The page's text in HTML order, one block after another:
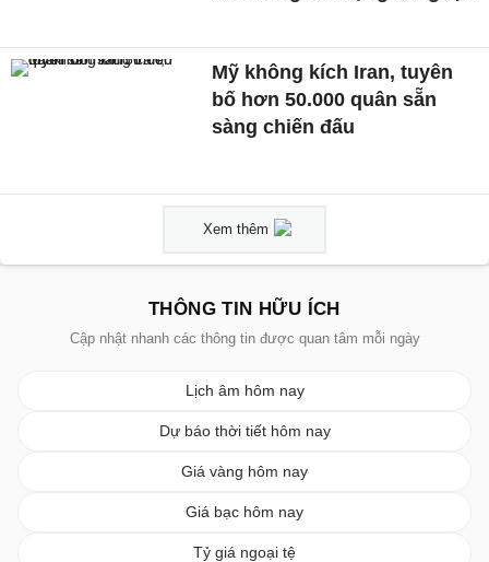
Mỹ không kích Iran, tuyên
bố hơn 50.000 quân sẵn
sàng chiến đấu
Xem thêm
THÔNG TIN HỮU ÍCH
Cập nhật nhanh các thông tin được quan tâm mỗi ngày
Lịch âm hôm nay
Dự báo thời tiết hôm nay
Giá vàng hôm nay
Giá bạc hôm nay
Tỷ giá ngoại tệ